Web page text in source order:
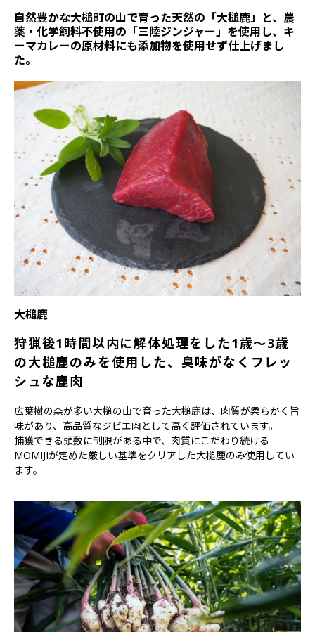
自然豊かな大槌町の山で育った天然の「大槌鹿」と、農
薬・化学飼料不使用の「三陸ジンジャー」を使用し、キ
ーマカレーの原材料にも添加物を使用せず仕上げまし
た。
大槌鹿
狩猟後1時間以内に解体処理をした1歳～3歳
の大槌鹿のみを使用した、臭味がなくフレッ
シュな鹿肉
広葉樹の森が多い大槌の山で育った大槌鹿は、肉質が柔らかく旨
味があり、高品質なジビエ肉として高く評価されています。
捕獲できる頭数に制限がある中で、肉質にこだわり続ける
MOMIJIが定めた厳しい基準をクリアした大槌鹿のみ使用してい
ます。